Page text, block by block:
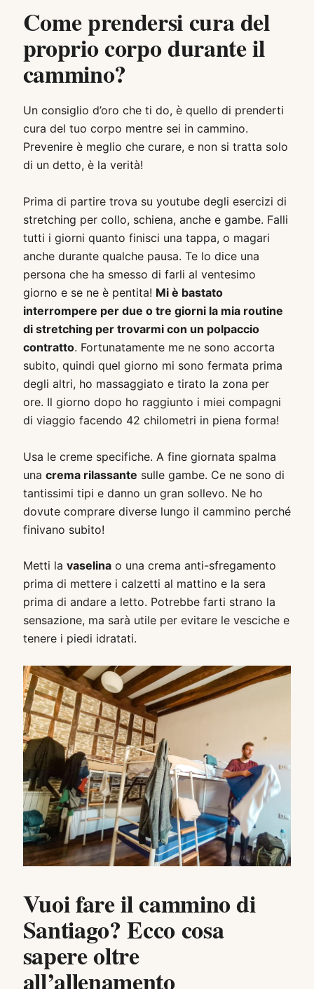
Come prendersi cura del
proprio corpo durante il
cammino?
Un consiglio d’oro che ti do, è quello di prenderti
cura del tuo corpo mentre sei in cammino.
Prevenire è meglio che curare, e non si tratta solo
di un detto, è la verità!
Prima di partire trova su youtube degli esercizi di
stretching per collo, schiena, anche e gambe. Falli
tutti i giorni quanto finisci una tappa, o magari
anche durante qualche pausa. Te lo dice una
persona che ha smesso di farli al ventesimo
giorno e se ne è pentita! Mi è bastato
interrompere per due o tre giorni la mia routine
di stretching per trovarmi con un polpaccio
contratto. Fortunatamente me ne sono accorta
subito, quindi quel giorno mi sono fermata prima
degli altri, ho massaggiato e tirato la zona per
ore. Il giorno dopo ho raggiunto i miei compagni
di viaggio facendo 42 chilometri in piena forma!
Usa le creme specifiche. A fine giornata spalma
una crema rilassante sulle gambe. Ce ne sono di
tantissimi tipi e danno un gran sollevo. Ne ho
dovute comprare diverse lungo il cammino perché
finivano subito!
Metti la vaselinao una crema anti-sfregamento
prima di mettere i calzetti al mattino e la sera
prima di andare a letto. Potrebbe farti strano la
sensazione, ma sarà utile per evitare le vesciche e
tenere i piedi idratati.
Vuoi fare il cammino di
Santiago? Ecco cosa
sapere oltre
all’allenamento